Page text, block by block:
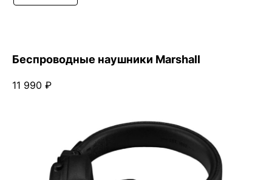
Беспроводные наушники Marshall
11 990 ₽